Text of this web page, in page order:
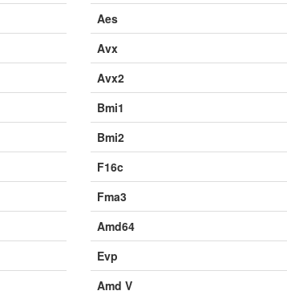
Aes
Avx
Avx2
Bmi1
Bmi2
F16c
Fma3
Amd64
Evp
Amd V